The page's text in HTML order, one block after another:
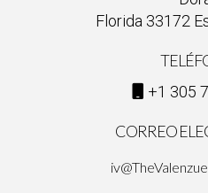
Florida 33172
+1 305
CORREO